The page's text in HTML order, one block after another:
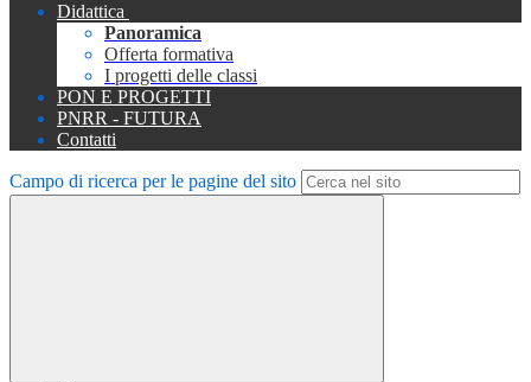
Didattica
Panoramica
Offerta formativa
I progetti delle classi
PON E PROGETTI
PNRR - FUTURA
Contatti
Campo di ricerca per le pagine del sito